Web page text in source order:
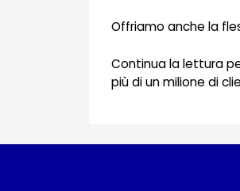
Offriamo anche la
Continua la lettura
più di un milione di